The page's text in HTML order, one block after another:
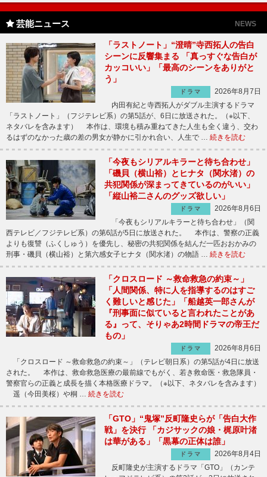
芸能ニュース NEWS
「ラストノート」“澄晴”寺西拓人の告白
シーンに反響集まる 「真っすぐな告白が
カッコいい」「最高のシーンをありがと
う」
ドラマ
2026年8月7日
内田有紀と寺西拓人がダブル主演するドラマ
「ラストノート」（フジテレビ系）の第5話が、6日に放送された。（※以下、
ネタバレを含みます） 本作は、環境も積み重ねてきた人生も全く違う、交わ
るはずのなかった歳の差の男女が静かに引かれ合い、人生で … 続きを読む
「今夜もシリアルキラーと待ち合わせ」
「磯貝（横山裕）とヒナタ（関水渚）の
共犯関係が深まってきているのがいい」
「縦山裕二さんのグッズ欲しい」
ドラマ
2026年8月6日
「今夜もシリアルキラーと待ち合わせ」（関
西テレビ／フジテレビ系）の第6話が5日に放送された。 本作は、警察の正義
よりも復讐（ふくしゅう）を優先し、秘密の共犯関係を結んだ一匹おおかみの
刑事・磯貝（横山裕）と第六感女子ヒナタ（関水渚）の物語 … 続きを読む
「クロスロード ～救命救急の約束～」
「人間関係、特に人を指導するのはすご
く難しいと感じた」「船越英一郎さんが
『刑事面に似ていると言われたことがあ
る』って、そりゃあ2時間ドラマの帝王だ
もの」
ドラマ
2026年8月6日
「クロスロード ～救命救急の約束～」（テレビ朝日系）の第5話が4日に放送
された。 本作は、救命救急医療の最前線でもがく、若き救命医・救急隊員・
警察官らの正義と成長を描く本格医療ドラマ。（※以下、ネタバレを含みます）
遥（今田美桜）や桐 … 続きを読む
「GTO」“鬼塚”反町隆史らが「告白大作
戦」を決行 「カジサックの娘・梶原叶渚
は華がある」「黒幕の正体は誰」
ドラマ
2026年8月4日
反町隆史が主演するドラマ「GTO」（カンテ